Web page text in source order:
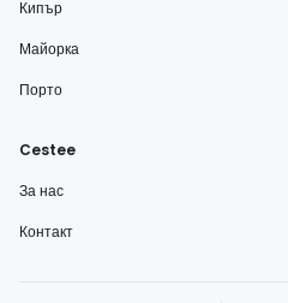
Кипър
Майорка
Порто
Cestee
За нас
Контакт